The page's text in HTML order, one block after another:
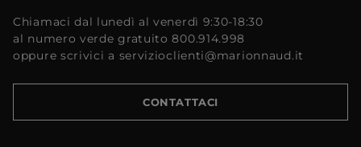
Chiamaci dal lunedì al venerdì 9:30-18:30
al numero verde gratuito 800.914.998
oppure scrivici a servizioclienti@marionnaud.it
CONTATTACI